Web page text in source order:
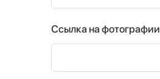
Ссылка на фотографии